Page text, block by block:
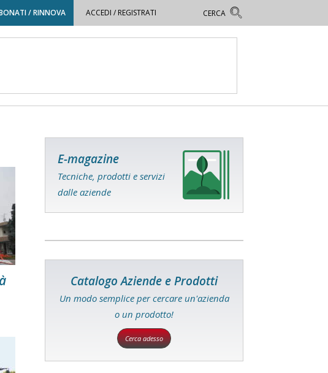
/ RINNOVA ACCEDI / REGISTRATI
E-magazine
Tecniche, prodotti e servizi
dalle aziende
Catalogo Aziende e Prodotti
Un modo semplice per cercare un'azienda
o un prodotto!
Cerca adesso